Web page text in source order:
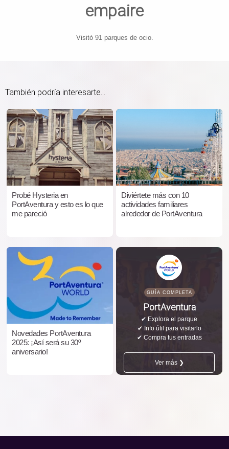
empaire
Visitó 91 parques de ocio.
También podría interesarte...
Probé Hysteria en
PortAventura y esto es lo que
me pareció
Diviértete más con 10
actividades familiares
alrededor de PortAventura
Novedades PortAventura
2025: ¡Así será su 30º
aniversario!
GUÍA COMPLETA
PortAventura
✔ Explora el parque
✔ Info útil para visitarlo
✔ Compra tus entradas
Ver más ❯